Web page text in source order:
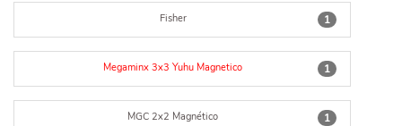
1
Fisher
1
Megaminx 3x3 Yuhu Magnetico
1
MGC 2x2 Magnético